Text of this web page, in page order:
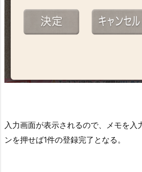
入力画面が表示されるので、メモを入
ンを押せば1件の登録完了となる。